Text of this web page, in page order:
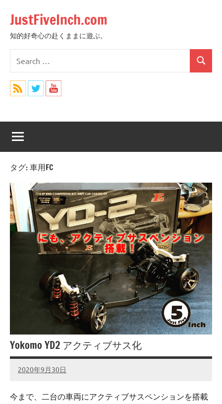
content
JustFiveInch.com
知的好奇心の赴くままに遊ぶ。
for:
Search
タグ:車用FC
Yokomo YD2 アクティブサス化
2020年9月30日
admin
No
今まで、二台の車両にアクティブサスペンションを搭載